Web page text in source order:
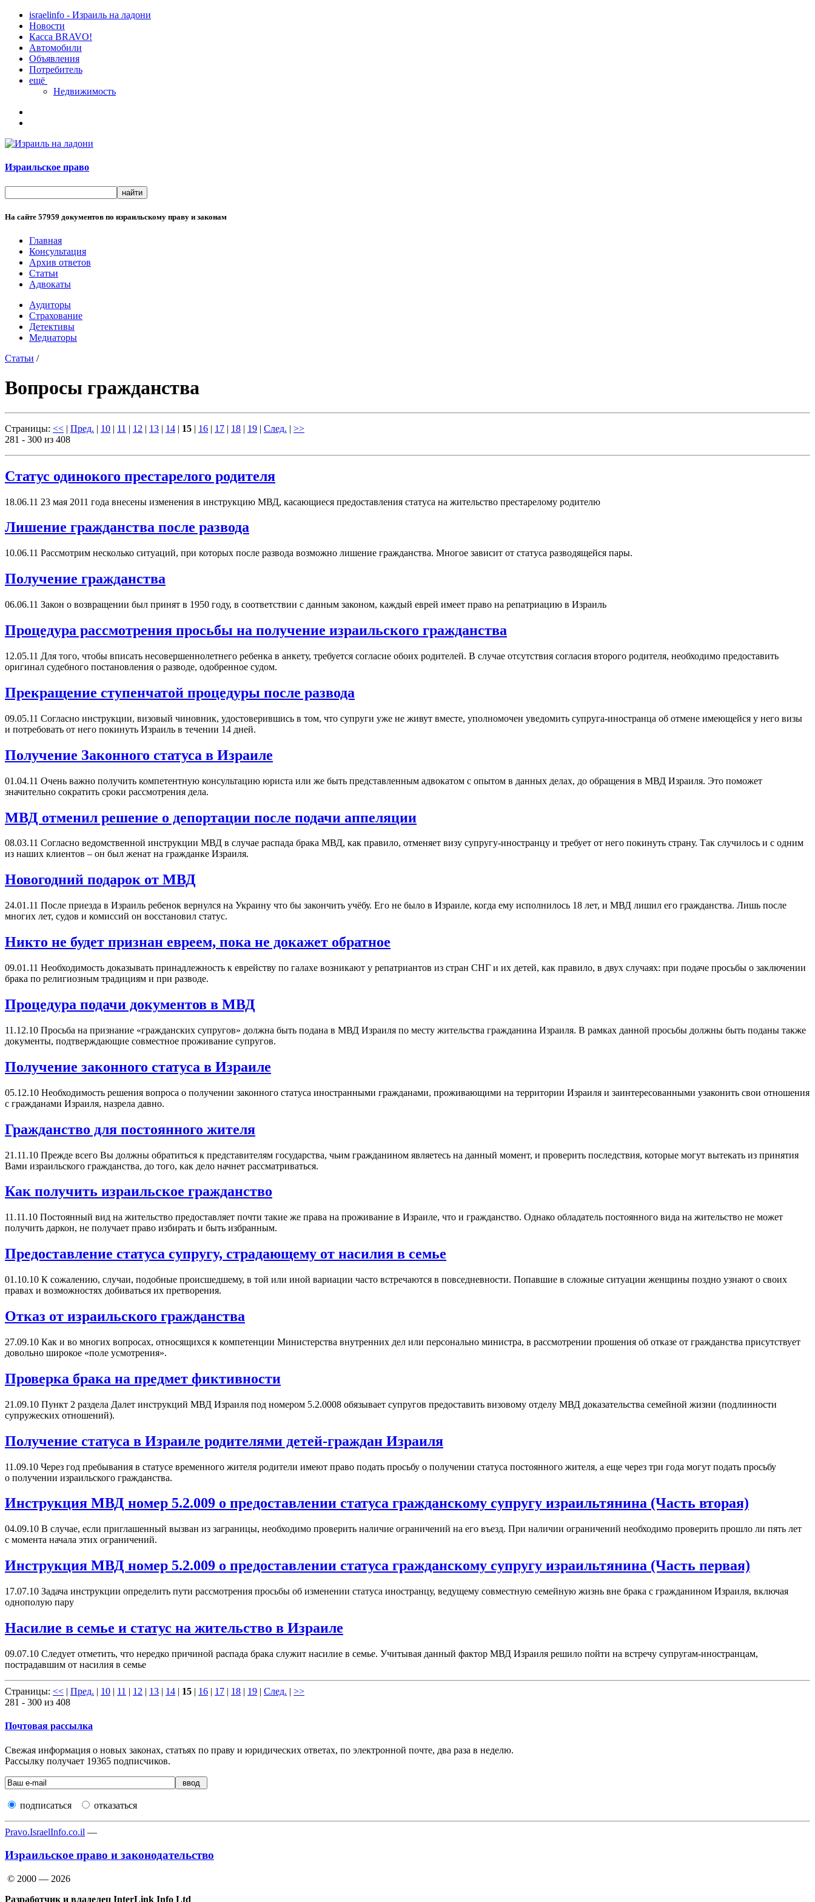
israelinfo - Израиль на ладони
Новости
Касса BRAVO!
Автомобили
Объявления
Потребитель
ещё
Недвижимость
Израильское право
На сайте 57959 документов по израильскому праву и законам
Главная
Консультация
Архив ответов
Статьи
Адвокаты
Аудиторы
Страхование
Детективы
Медиаторы
Статьи /
Вопросы гражданства
Страницы: << | Пред. | 10 | 11 | 12 | 13 | 14 | 15 | 16 | 17 | 18 | 19 | След. | >>
281 - 300 из 408
Статус одинокого престарелого родителя
18.06.11 23 мая 2011 года внесены изменения в инструкцию МВД, касающиеся предоставления статуса на жительство престарелому родителю
Лишение гражданства после развода
10.06.11 Рассмотрим несколько ситуаций, при которых после развода возможно лишение гражданства. Многое зависит от статуса разводящейся пары.
Получение гражданства
06.06.11 Закон о возвращении был принят в 1950 году, в соответствии с данным законом, каждый еврей имеет право на репатриацию в Израиль
Процедура рассмотрения просьбы на получение израильского гражданства
12.05.11 Для того, чтобы вписать несовершеннолетнего ребенка в анкету, требуется согласие обоих родителей. В случае отсутствия согласия второго родителя, необходимо предоставить
оригинал судебного постановления о разводе, одобренное судом.
Прекращение ступенчатой процедуры после развода
09.05.11 Согласно инструкции, визовый чиновник, удостоверившись в том, что супруги уже не живут вместе, уполномочен уведомить супруга-иностранца об отмене имеющейся у него визы
и потребовать от него покинуть Израиль в течении 14 дней.
Получение Законного статуса в Израиле
01.04.11 Очень важно получить компетентную консультацию юриста или же быть представленным адвокатом с опытом в данных делах, до обращения в МВД Израиля. Это поможет
значительно сократить сроки рассмотрения дела.
МВД отменил решение о депортации после подачи аппеляции
08.03.11 Согласно ведомственной инструкции МВД в случае распада брака МВД, как правило, отменяет визу супругу-иностранцу и требует от него покинуть страну. Так случилось и с одним
из наших клиентов – он был женат на гражданке Израиля.
Новогодний подарок от МВД
24.01.11 После приезда в Израиль ребенок вернулся на Украину что бы закончить учёбу. Его не было в Израиле, когда ему исполнилось 18 лет, и МВД лишил его гражданства. Лишь после
многих лет, судов и комиссий он восстановил статус.
Никто не будет признан евреем, пока не докажет обратное
09.01.11 Необходимость доказывать принадлежность к еврейству по галахе возникают у репатриантов из стран СНГ и их детей, как правило, в двух случаях: при подаче просьбы о заключении
брака по религиозным традициям и при разводе.
Процедура подачи документов в МВД
11.12.10 Просьба на признание «гражданских супругов» должна быть подана в МВД Израиля по месту жительства гражданина Израиля. В рамках данной просьбы должны быть поданы также
документы, подтверждающие совместное проживание супругов.
Получение законного статуса в Израиле
05.12.10 Необходимость решения вопроса о получении законного статуса иностранными гражданами, проживающими на территории Израиля и заинтересованными узаконить свои отношения
с гражданами Израиля, назрела давно.
Гражданство для постоянного жителя
21.11.10 Прежде всего Вы должны обратиться к представителям государства, чьим гражданином являетесь на данный момент, и проверить последствия, которые могут вытекать из принятия
Вами израильского гражданства, до того, как дело начнет рассматриваться.
Как получить израильское гражданство
11.11.10 Постоянный вид на жительство предоставляет почти такие же права на проживание в Израиле, что и гражданство. Однако обладатель постоянного вида на жительство не может
получить даркон, не получает право избирать и быть избранным.
Предоставление статуса супругу, страдающему от насилия в семье
01.10.10 К сожалению, случаи, подобные происшедшему, в той или иной вариации часто встречаются в повседневности. Попавшие в сложные ситуации женщины поздно узнают о своих
правах и возможностях добиваться их претворения.
Отказ от израильского гражданства
27.09.10 Как и во многих вопросах, относящихся к компетенции Министерства внутренних дел или персонально министра, в рассмотрении прошения об отказе от гражданства присутствует
довольно широкое «поле усмотрения».
Проверка брака на предмет фиктивности
21.09.10 Пункт 2 раздела Далет инструкций МВД Израиля под номером 5.2.0008 обязывает супругов предоставить визовому отделу МВД доказательства семейной жизни (подлинности
супружеских отношений).
Получение статуса в Израиле родителями детей-граждан Израиля
11.09.10 Через год пребывания в статусе временного жителя родители имеют право подать просьбу о получении статуса постоянного жителя, а еще через три года могут подать просьбу
о получении израильского гражданства.
Инструкция МВД номер 5.2.009 о предоставлении статуса гражданскому супругу израильтянина (Часть вторая)
04.09.10 В случае, если приглашенный вызван из заграницы, необходимо проверить наличие ограничений на его въезд. При наличии ограничений необходимо проверить прошло ли пять лет
с момента начала этих ограничений.
Инструкция МВД номер 5.2.009 о предоставлении статуса гражданскому супругу израильтянина (Часть первая)
17.07.10 Задача инструкции определить пути рассмотрения просьбы об изменении статуса иностранцу, ведущему совместную семейную жизнь вне брака с гражданином Израиля, включая
однополую пару
Насилие в семье и статус на жительство в Израиле
09.07.10 Следует отметить, что нередко причиной распада брака служит насилие в семье. Учитывая данный фактор МВД Израиля решило пойти на встречу супругам-иностранцам,
пострадавшим от насилия в семье
Страницы: << | Пред. | 10 | 11 | 12 | 13 | 14 | 15 | 16 | 17 | 18 | 19 | След. | >>
281 - 300 из 408
Почтовая рассылка
Свежая информация о новых законах, статьях по праву и юридических ответах, по электронной почте, два раза в неделю.
Рассылку получает 19365 подписчиков.
подписаться отказаться
Pravo.IsraelInfo.co.il —
Израильское право и законодательство
© 2000 — 2026
Разработчик и владелец InterLink Info Ltd